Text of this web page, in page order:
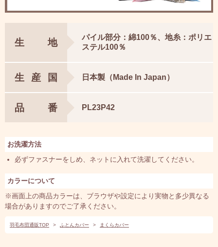
生地
パイル部分：綿100％、地糸：ポリエ
ステル100％
生産国 日本製（Made In Japan）
品番 PL23P42
お洗濯方法
必ずファスナーをしめ、ネットに入れて洗濯してください。
カラーについて
※画面上の商品カラーは、ブラウザや設定により実物と多少異なる
場合がありますのでご了承ください。
羽毛布団通販TOP > ふとんカバー > まくらカバー